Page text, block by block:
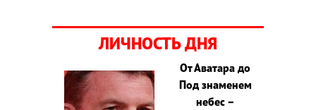
ЛИЧНОСТЬ ДНЯ
От Аватара до
Под знаменем
небес –